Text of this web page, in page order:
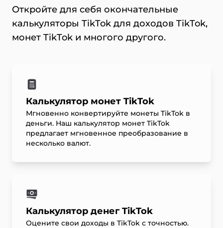
Откройте для себя окончательные
калькуляторы TikTok для доходов TikTok,
монет TikTok и многого другого.
Калькулятор монет TikTok
Мгновенно конвертируйте монеты TikTok в
деньги. Наш калькулятор монет TikTok
предлагает мгновенное преобразование в
несколько валют.
Калькулятор денег TikTok
Оцените свои доходы в TikTok с точностью.